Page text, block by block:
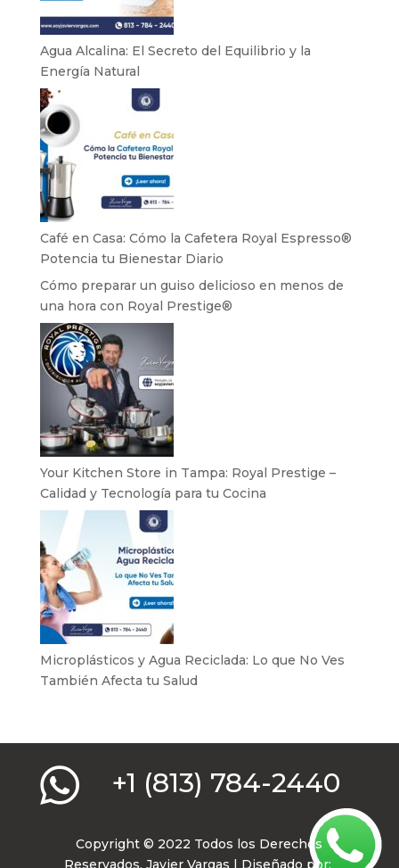
Agua Alcalina: El Secreto del Equilibrio y la
Energía Natural
Café en Casa: Cómo la Cafetera Royal Espresso®
Potencia tu Bienestar Diario
Cómo preparar un guiso delicioso en menos de
una hora con Royal Prestige®
Your Kitchen Store in Tampa: Royal Prestige –
Calidad y Tecnología para tu Cocina
Microplásticos y Agua Reciclada: Lo que No Ves
También Afecta tu Salud
 +1 (813) 784-2440
Copyright © 2022 Todos los Derechos
Reservados. Javier Vargas | Diseñado por: